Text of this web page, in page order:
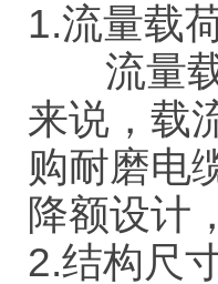
1.流量载
流量载
来说，载
购耐磨电
降额设计
2.结构尺